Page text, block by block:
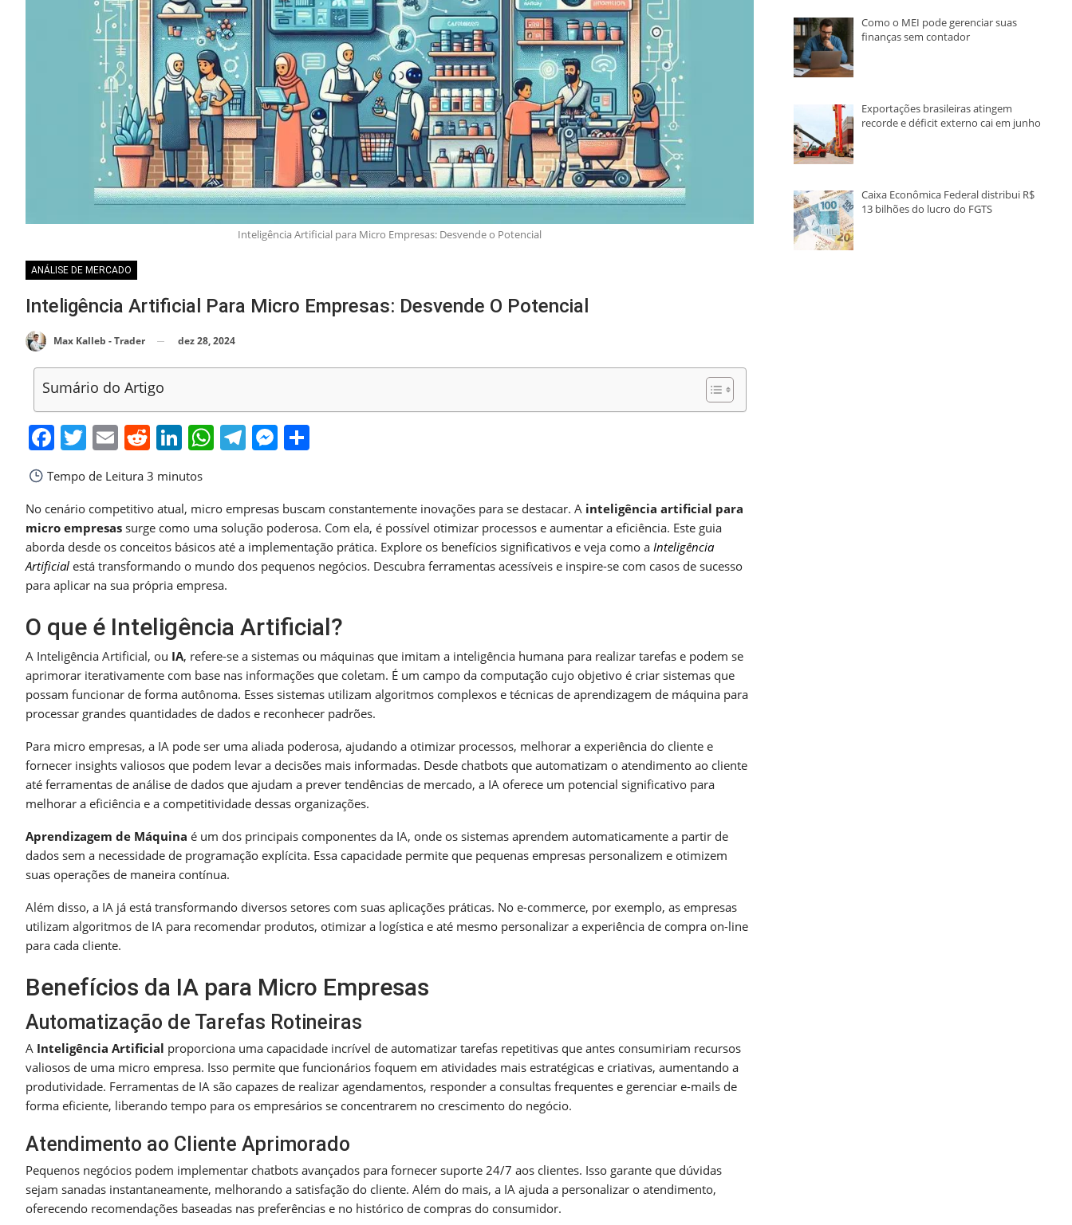
Inteligência Artificial para Micro Empresas: Desvende o Potencial
ANÁLISE DE MERCADO
Inteligência Artificial Para Micro Empresas: Desvende O Potencial
Max Kalleb - Trader dez 28, 2024
Sumário do Artigo
Facebook
Twitter
EmailReddit
LinkedIn
WhatsApp
Telegram
Messenger
Tempo de Leitura 3 minutos
No cenário competitivo atual, micro empresas buscam constantemente inovações para se destacar. A inteligência artificial para
micro empresas surge como uma solução poderosa. Com ela, é possível otimizar processos e aumentar a eficiência. Este guia
aborda desde os conceitos básicos até a implementação prática. Explore os benefícios significativos e veja como a Inteligência
Artificial está transformando o mundo dos pequenos negócios. Descubra ferramentas acessíveis e inspire-se com casos de sucesso
para aplicar na sua própria empresa.
O que é Inteligência Artificial?
A Inteligência Artificial, ou IA, refere-se a sistemas ou máquinas que imitam a inteligência humana para realizar tarefas e podem se
aprimorar iterativamente com base nas informações que coletam. É um campo da computação cujo objetivo é criar sistemas que
possam funcionar de forma autônoma. Esses sistemas utilizam algoritmos complexos e técnicas de aprendizagem de máquina para
processar grandes quantidades de dados e reconhecer padrões.
Para micro empresas, a IA pode ser uma aliada poderosa, ajudando a otimizar processos, melhorar a experiência do cliente e
fornecer insights valiosos que podem levar a decisões mais informadas. Desde chatbots que automatizam o atendimento ao cliente
até ferramentas de análise de dados que ajudam a prever tendências de mercado, a IA oferece um potencial significativo para
melhorar a eficiência e a competitividade dessas organizações.
Aprendizagem de Máquina é um dos principais componentes da IA, onde os sistemas aprendem automaticamente a partir de
dados sem a necessidade de programação explícita. Essa capacidade permite que pequenas empresas personalizem e otimizem
suas operações de maneira contínua.
Além disso, a IA já está transformando diversos setores com suas aplicações práticas. No e-commerce, por exemplo, as empresas
utilizam algoritmos de IA para recomendar produtos, otimizar a logística e até mesmo personalizar a experiência de compra on-line
para cada cliente.
Benefícios da IA para Micro Empresas
Automatização de Tarefas Rotineiras
A Inteligência Artificial proporciona uma capacidade incrível de automatizar tarefas repetitivas que antes consumiriam recursos
valiosos de uma micro empresa. Isso permite que funcionários foquem em atividades mais estratégicas e criativas, aumentando a
produtividade. Ferramentas de IA são capazes de realizar agendamentos, responder a consultas frequentes e gerenciar e-mails de
forma eficiente, liberando tempo para os empresários se concentrarem no crescimento do negócio.
Atendimento ao Cliente Aprimorado
Pequenos negócios podem implementar chatbots avançados para fornecer suporte 24/7 aos clientes. Isso garante que dúvidas
sejam sanadas instantaneamente, melhorando a satisfação do cliente. Além do mais, a IA ajuda a personalizar o atendimento,
oferecendo recomendações baseadas nas preferências e no histórico de compras do consumidor.
Como o MEI pode gerenciar suas
finanças sem contador
Exportações brasileiras atingem
recorde e déficit externo cai em junho
Caixa Econômica Federal distribui R$
13 bilhões do lucro do FGTS